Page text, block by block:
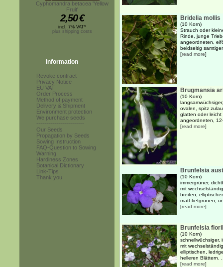
Cyphomandra betacea 'Yellow
Fruit'
2,50€
incl. 7% VAT*
plus shipping costs
Information
Revoke contract
Privacy Notice
EU VAT
Order Process
Method of payment
Delivery & Shipment
Environment protection
We purchase seeds
------------------------
Our Seeds
Propagation by Seeds
Sowing Instruction
FAQ-Question to Sowing
Warning
Hardiness Zones
Botanical Dictionary
Link-Tips
Thank you
Bridelia mollis
(10 Korn)
Strauch oder
Rinde, junge
angeordneten,
beidseitig
[read more]
Brugmansia
(10 Korn)
ovalen, spitz
glatten oder
angeordneten,
[read more]
Brunfelsia
(10 Korn)
immergrüner,
mit
breiten,
matt tiefgrünen,
[read more]
Brunfelsia
(10 Korn)
schnellwüchsiger,
mit
elliptischen,
helleren Blättern.
[read more]